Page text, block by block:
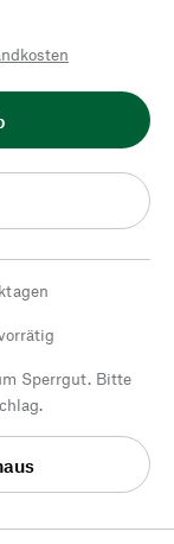
Sperrgut. Bitte